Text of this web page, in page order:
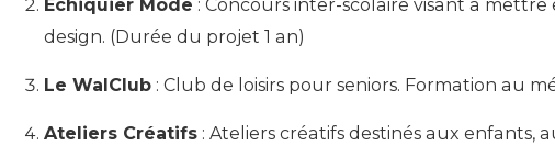
Echiquier Mode : Concours inter-scolaire visant à
design. (Durée du projet 1 an)
Le WalClub : Club de loisirs pour seniors. Formation au
Ateliers Créatifs : Ateliers créatifs destinés aux enfants,